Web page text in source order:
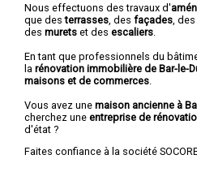
Nous effectuons des travaux d'
que desterrasses , des façades , des
des murets et des escaliers
En tant que professionnels du
la rénovation immobilière de Bar-le-
maisons et de commerces
Vous avez une maison ancienne à
cherchez une entreprise de
d'état ?
Faites confiance à la société